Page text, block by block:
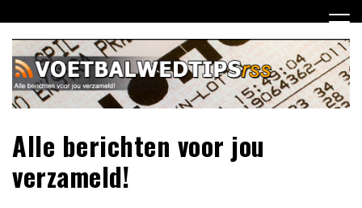
naar
inhoud
Alle berichten voor jou
verzameld!